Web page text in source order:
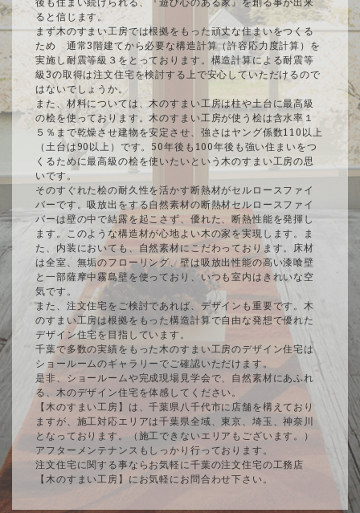
ると信じます。
まず木のすまい工房では根拠をもった頑丈な住まいをつくる
ため 通常3階建てから必要な構造計算（許容応力度計算）を
実施し耐震等級３をとっております。構造計算による耐震等
級3の取得は注文住宅を検討する上で安心していただけるので
はないでしょうか。
また、材料については、木のすまい工房は柱や土台に最高級
の桧を使っております。木のすまい工房が使う桧は含水率１
５％まで乾燥させ建物を安定させ、強さはヤング係数110以上
（土台は90以上）です。50年後も100年後も強い住まいをつ
くるために最高級の桧を使いたいという木のすまい工房の思
いです。
そのすぐれた桧の耐久性を活かす断熱材がセルロースファイ
バーです。吸放出をする自然素材の断熱材セルロースファイ
バーは壁の中で結露を起こさず、優れた、断熱性能を発揮し
ます。このような構造材が心地よい木の家を実現します。ま
た、内装においても、自然素材にこだわっております。床材
は全室、無垢のフローリング、壁は吸放出性能の高い漆喰壁
と一部薩摩中霧島壁を使っており、いつも室内はきれいな空
気です。
また、注文住宅をご検討であれば、デザインも重要です。木
のすまい工房は根拠をもった構造計算で自由な発想で優れた
デザイン住宅を目指しています。
千葉で多数の実績をもった木のすまい工房のデザイン住宅は
ショールームのギャラリーでご確認いただけます。
是非、ショールームや完成現場見学会で、自然素材にあふれ
る、木のデザイン住宅を体感してください。
【木のすまい工房】は、千葉県八千代市に店舗を構えており
ますが、施工対応エリアは千葉県全域、東京、埼玉、神奈川
となっております。（施工できないエリアもございます。）
アフターメンテナンスもしっかり行っております。
注文住宅に関する事ならお気軽に千葉の注文住宅の工務店
【木のすまい工房】にお気軽にお問合わせ下さい。